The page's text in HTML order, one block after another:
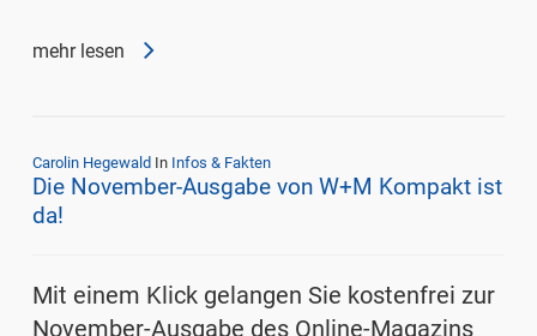
mehr lesen
Carolin Hegewald In Infos & Fakten
Die November-Ausgabe von W+M Kompakt ist
da!
Mit einem Klick gelangen Sie kostenfrei zur
November-Ausgabe des Online-Magazins